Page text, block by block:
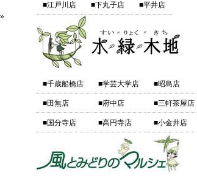
»
■江戸川店 ■下丸子店 ■平井店
■千歳船橋店 ■学芸大学店 ■昭島店
■田無店 ■府中店 ■三軒茶屋店
■国分寺店 ■高円寺店 ■小金井店